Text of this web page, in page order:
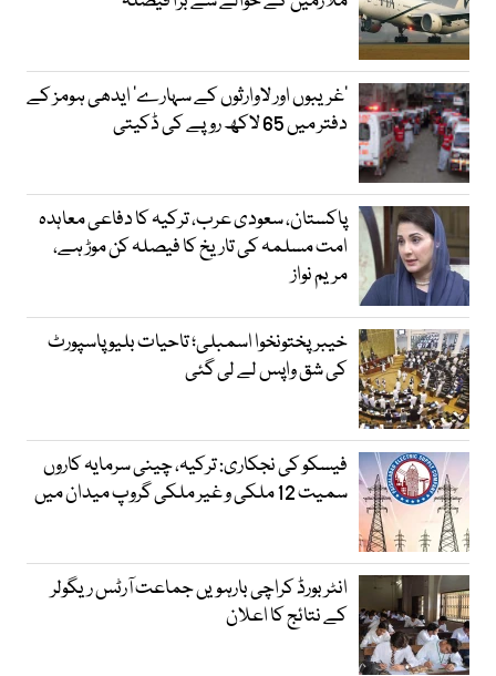
’غریبوں اور لاوارثوں کے سہارے‘ ایدھی ہومز کے
دفتر میں 65 لاکھ روپے کی ڈکیتی
پاکستان، سعودی عرب، ترکیہ کا دفاعی معاہدہ
امت مسلمہ کی تاریخ کا فیصلہ کن موڑ ہے،
مریم نواز
خیبرپختونخوا اسمبلی؛ تاحیات بلیو پاسپورٹ
کی شق واپس لے لی گئی
فیسکو کی نجکاری: ترکیہ، چینی سرمایہ کاروں
سمیت 12 ملکی و غیر ملکی گروپ میدان میں
انٹر بورڈ کراچی بارہویں جماعت آرٹس ریگولر
کے نتائج کا اعلان